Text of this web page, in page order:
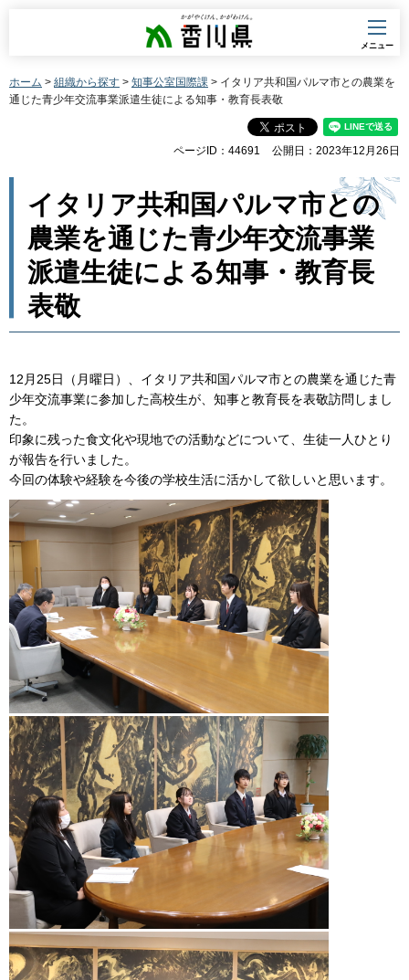
香川県
メニュー
ホーム > 組織から探す > 知事公室国際課 > イタリア共和国パルマ市との農業を
通じた青少年交流事業派遣生徒による知事・教育長表敬
ページID：44691 公開日：2023年12月26日
イタリア共和国パルマ市との
農業を通じた青少年交流事業
派遣生徒による知事・教育長
表敬
12月25日（月曜日）、イタリア共和国パルマ市との農業を通じた青
少年交流事業に参加した高校生が、知事と教育長を表敬訪問しまし
た。
印象に残った食文化や現地での活動などについて、生徒一人ひとり
が報告を行いました。
今回の体験や経験を今後の学校生活に活かして欲しいと思います。